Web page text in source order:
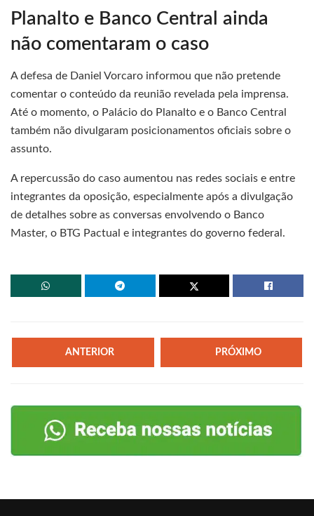
Planalto e Banco Central ainda
não comentaram o caso
A defesa de Daniel Vorcaro informou que não pretende
comentar o conteúdo da reunião revelada pela imprensa.
Até o momento, o Palácio do Planalto e o Banco Central
também não divulgaram posicionamentos oficiais sobre o
assunto.
A repercussão do caso aumentou nas redes sociais e entre
integrantes da oposição, especialmente após a divulgação
de detalhes sobre as conversas envolvendo o Banco
Master, o BTG Pactual e integrantes do governo federal.
ANTERIOR PRÓXIMO